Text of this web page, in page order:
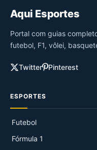
Aqui Esportes
Portal com guias
futebol, F1, vôlei,
Twitter Pinterest
ESPORTES
Futebol
Fórmula 1